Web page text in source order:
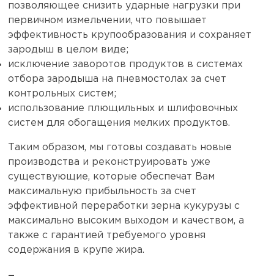
позволяющее снизить ударные нагрузки при
первичном измельчении, что повышает
эффективность крупообразования и сохраняет
зародыш в целом виде;
исключение заворотов продуктов в системах
отбора зародыша на пневмостолах за счет
контрольных систем;
использование плющильных и шлифовочных
систем для обогащения мелких продуктов.
Таким образом, мы готовы создавать новые
производства и реконструировать уже
существующие, которые обеспечат Вам
максимальную прибыльность за счет
эффективной переработки зерна кукурузы с
максимально высоким выходом и качеством, а
также с гарантией требуемого уровня
содержания в крупе жира.